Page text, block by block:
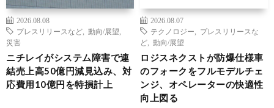
2026.08.08
プレスリリースなど
動向/展望
災害
ニチレイがシステム障害で連
結売上高50億円減見込み、対
応費用10億円を特損計上
2026.08.07
テクノロジー
プレスリリースな
ど
動向/展望
ロジスネクストが防爆仕様車
のフォークをフルモデルチェ
ンジ、オペレーターの快適性
向上図る